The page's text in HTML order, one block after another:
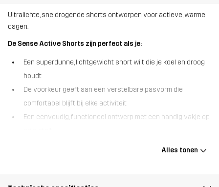
Ultralichte, sneldrogende shorts ontworpen voor actieve, warme
dagen.
De Sense Active Shorts zijn perfect als je:
Een superdunne, lichtgewicht short wilt die je koel en droog
houdt
De voorkeur geeft aan een verstelbare pasvorm die
comfortabel blijft bij elke activiteit
Een eenvoudig, functioneel ontwerp met een handig vakje op
De Sense Active Shorts zijn gemaakt om met je mee te bewegen.
zomerruns. De elastische tailleband met trekkoord zorgt voor een
Alles tonen